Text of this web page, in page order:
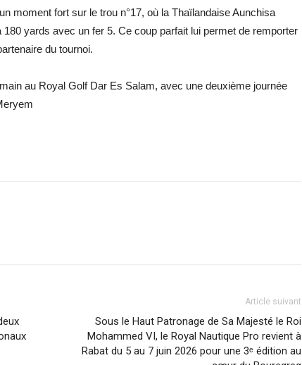
moment fort sur le trou n°17, où la Thaïlandaise Aunchisa
yards avec un fer 5. Ce coup parfait lui permet de remporter
du tournoi.
au Royal Golf Dar Es Salam, avec une deuxième journée
Article suivant
Sous le Haut Patronage de Sa Majesté le Roi
Mohammed VI, le Royal Nautique Pro revient à
Rabat du 5 au 7 juin 2026 pour une 3ᵉ édition au